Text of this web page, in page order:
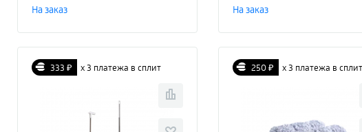
На заказ На заказ
333 ₽ х 3 платежа в сплит 250 ₽ х 3 платежа в сплит